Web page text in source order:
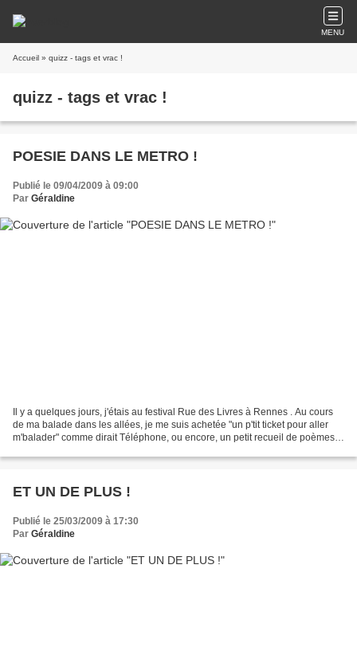
MENU
Accueil » quizz - tags et vrac !
quizz - tags et vrac !
POESIE DANS LE METRO !
Publié le 09/04/2009 à 09:00
Par Géraldine
Il y a quelques jours, j'étais au festival Rue des Livres à Rennes . Au cours
de ma balade dans les allées, je me suis achetée "un p'tit ticket pour aller
m'balader" comme dirait Téléphone, ou encore, un petit recueil de poèmes
ET UN DE PLUS !
Publié le 25/03/2009 à 17:30
Par Géraldine